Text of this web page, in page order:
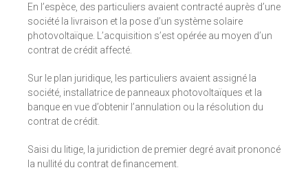
En l’espèce, des particuliers avaient contracté auprès d’une
société la livraison et la pose d’un système solaire
photovoltaïque. L’acquisition s’est opérée au moyen d’un
contrat de crédit affecté.
Sur le plan juridique, les particuliers avaient assigné la
société, installatrice de panneaux photovoltaïques et la
banque en vue d’obtenir l’annulation ou la résolution du
contrat de crédit.
Saisi du litige, la juridiction de premier degré avait prononcé
la nullité du contrat de financement.